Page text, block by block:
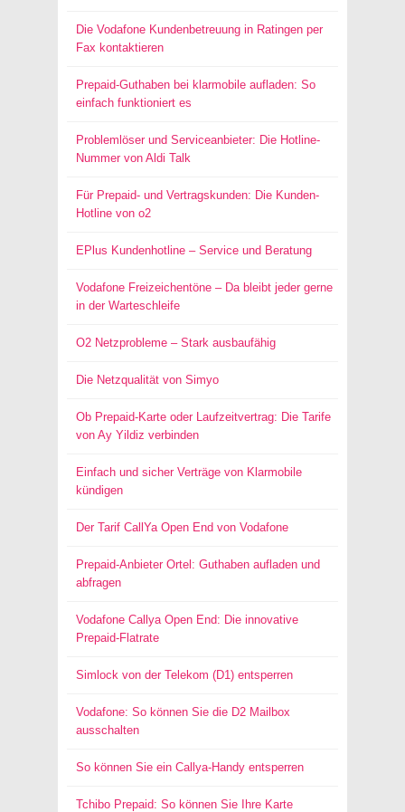
Die Vodafone Kundenbetreuung in Ratingen per
Fax kontaktieren
Prepaid-Guthaben bei klarmobile aufladen: So
einfach funktioniert es
Problemlöser und Serviceanbieter: Die Hotline-
Nummer von Aldi Talk
Für Prepaid- und Vertragskunden: Die Kunden-
Hotline von o2
EPlus Kundenhotline – Service und Beratung
Vodafone Freizeichentöne – Da bleibt jeder gerne
in der Warteschleife
O2 Netzprobleme – Stark ausbaufähig
Die Netzqualität von Simyo
Ob Prepaid-Karte oder Laufzeitvertrag: Die Tarife
von Ay Yildiz verbinden
Einfach und sicher Verträge von Klarmobile
kündigen
Der Tarif CallYa Open End von Vodafone
Prepaid-Anbieter Ortel: Guthaben aufladen und
abfragen
Vodafone Callya Open End: Die innovative
Prepaid-Flatrate
Simlock von der Telekom (D1) entsperren
Vodafone: So können Sie die D2 Mailbox
ausschalten
So können Sie ein Callya-Handy entsperren
Tchibo Prepaid: So können Sie Ihre Karte